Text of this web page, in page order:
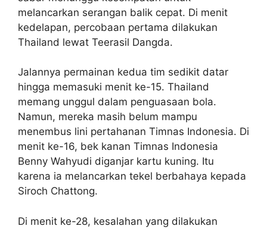
melancarkan serangan balik cepat. Di menit
kedelapan, percobaan pertama dilakukan
Thailand lewat Teerasil Dangda.
Jalannya permainan kedua tim sedikit datar
hingga memasuki menit ke-15. Thailand
memang unggul dalam penguasaan bola.
Namun, mereka masih belum mampu
menembus lini pertahanan Timnas Indonesia. Di
menit ke-16, bek kanan Timnas Indonesia
Benny Wahyudi diganjar kartu kuning. Itu
karena ia melancarkan tekel berbahaya kepada
Siroch Chattong.
Di menit ke-28, kesalahan yang dilakukan